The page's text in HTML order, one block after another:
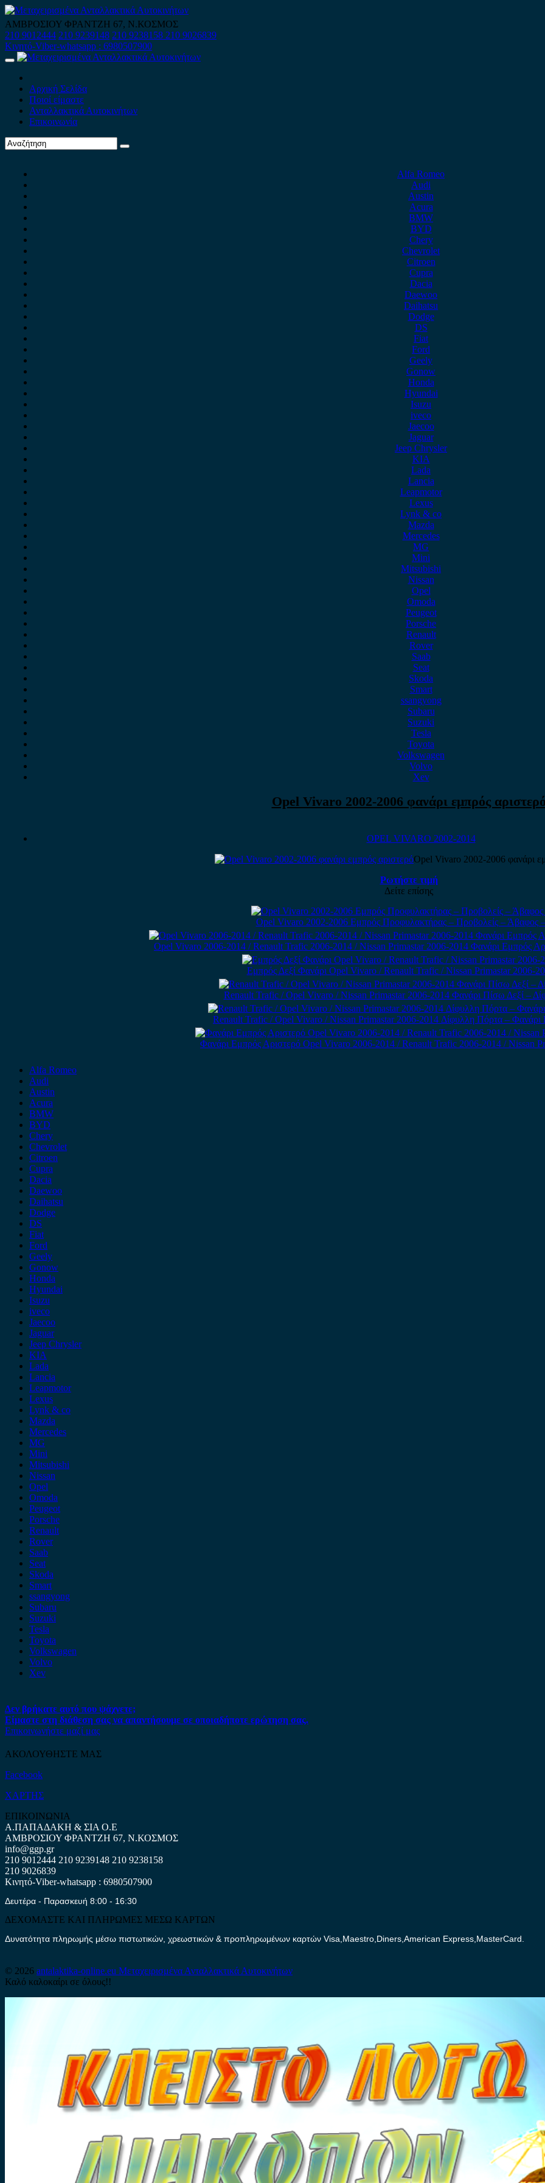
Skip
to
content
ΑΜΒΡΟΣΙΟΥ ΦΡΑΝΤΖΗ 67, Ν.ΚΟΣΜΟΣ
210 9012444 210 9239148 210 9238158 210 9026839
Κινητό-Viber-whatsapp : 6980507900
Primary
Αρχική Σελίδα
Ποιοί είμαστε
Ανταλλακτικά Αυτοκινήτων
Επικοινωνία
Alfa Romeo
Audi
Austin
Acura
BMW
BYD
Chery
Chevrolet
Citroen
Cupra
Dacia
Daewoo
Daihatsu
Dodge
DS
Fiat
Ford
Geely
Gonow
Honda
Hyundai
Isuzu
iveco
Jaecoo
Jaguar
Jeep Chrysler
KIA
Lada
Lancia
Leapmotor
Lexus
Lynk & co
Mazda
Mercedes
MG
Mini
Mitsubishi
Nissan
Opel
Omoda
Peugeot
Porsche
Renault
Rover
Saab
Seat
Skoda
Smart
ssangyong
Subaru
Suzuki
Tesla
Toyota
Volkswagen
Volvo
Xev
Opel Vivaro 2002-2006 φανάρι εμπρός
OPEL VIVARO 2002-2014
Opel Vivaro 2002-2006 φανάρι
Ρωτήστε τιμή
Δείτε επίσης
Opel Vivaro 2002-2006 Εμπρός Προφυλακτήρας – Προβολείς – Άβαφος
Opel Vivaro 2006-2014 / Renault Trafic 2006-2014 / Nissan Primastar 2006-2014 Φανάρι Εμπρός
Εμπρός Δεξί Φανάρι Opel Vivaro / Renault Trafic / Nissan Primastar 2006-
Renault Trafic / Opel Vivaro / Nissan Primastar 2006-2014 Φανάρι Πίσω Δεξί –
Renault Trafic / Opel Vivaro / Nissan Primastar 2006-2014 Δίφυλλη Πόρτα – Φανάρι
Φανάρι Εμπρός Αριστερό Opel Vivaro 2006-2014 / Renault Trafic 2006-2014 / Nissan
Alfa Romeo
Audi
Austin
Acura
BMW
BYD
Chery
Chevrolet
Citroen
Cupra
Dacia
Daewoo
Daihatsu
Dodge
DS
Fiat
Ford
Geely
Gonow
Honda
Hyundai
Isuzu
iveco
Jaecoo
Jaguar
Jeep Chrysler
KIA
Lada
Lancia
Leapmotor
Lexus
Lynk & co
Mazda
Mercedes
MG
Mini
Mitsubishi
Nissan
Opel
Omoda
Peugeot
Porsche
Renault
Rover
Saab
Seat
Skoda
Smart
ssangyong
Subaru
Suzuki
Tesla
Toyota
Volkswagen
Volvo
Xev
Δεν βρήκατε αυτό που ψάχνετε;
Είμαστε στη διάθεση σας να απαντήσουμε σε οποιαδήποτε ερώτηση σας.
Επικοινωνήστε μαζί μας
ΑΚΟΛΟΥΘΗΣΤΕ ΜΑΣ
Facebook
ΧΑΡΤΗΣ
ΕΠΙΚΟΙΝΩΝΙΑ
Α.ΠΑΠΑΔΑΚΗ & ΣΙΑ Ο.Ε
ΑΜΒΡΟΣΙΟΥ ΦΡΑΝΤΖΗ 67, Ν.ΚΟΣΜΟΣ
info@ggp.gr
210 9012444 210 9239148 210 9238158
210 9026839
Κινητό-Viber-whatsapp : 6980507900
Δευτέρα - Παρασκευή 8:00 - 16:30
ΔΕΧΟΜΑΣΤΕ ΚΑΙ ΠΛΗΡΩΜΕΣ ΜΕΣΩ ΚΑΡΤΩΝ
Δυνατότητα πληρωμής μέσω πιστωτικών, χρεωστικών & προπληρωμένων καρτών Visa,Maestro,Diners,American Express,MasterCard.
© 2026 antalaktika-online.eu Μεταχειρισμένα Ανταλλακτικά Αυτοκινήτων
Καλό καλοκαίρι σε όλους!!